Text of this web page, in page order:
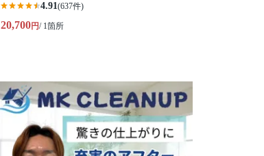
4.91(637件)
20,700円/ 1箇所